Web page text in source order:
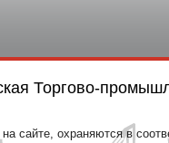
Торгово-
сайте, охраняются в